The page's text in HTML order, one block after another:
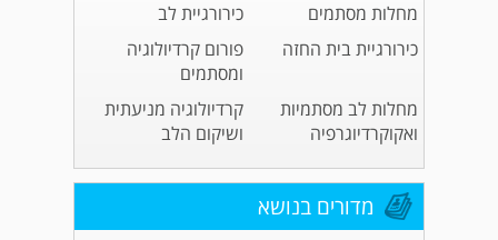
מחלות מסתמים
כירורגיית לב
כירורגיית בית החזה
פורום קרדיולוגיה
ומסתמים
מחלות לב מסתמיות
ואקוקרדיוגרפיה
קרדיולוגיה מניעתית
ושיקום הלב
מדורים בנושא